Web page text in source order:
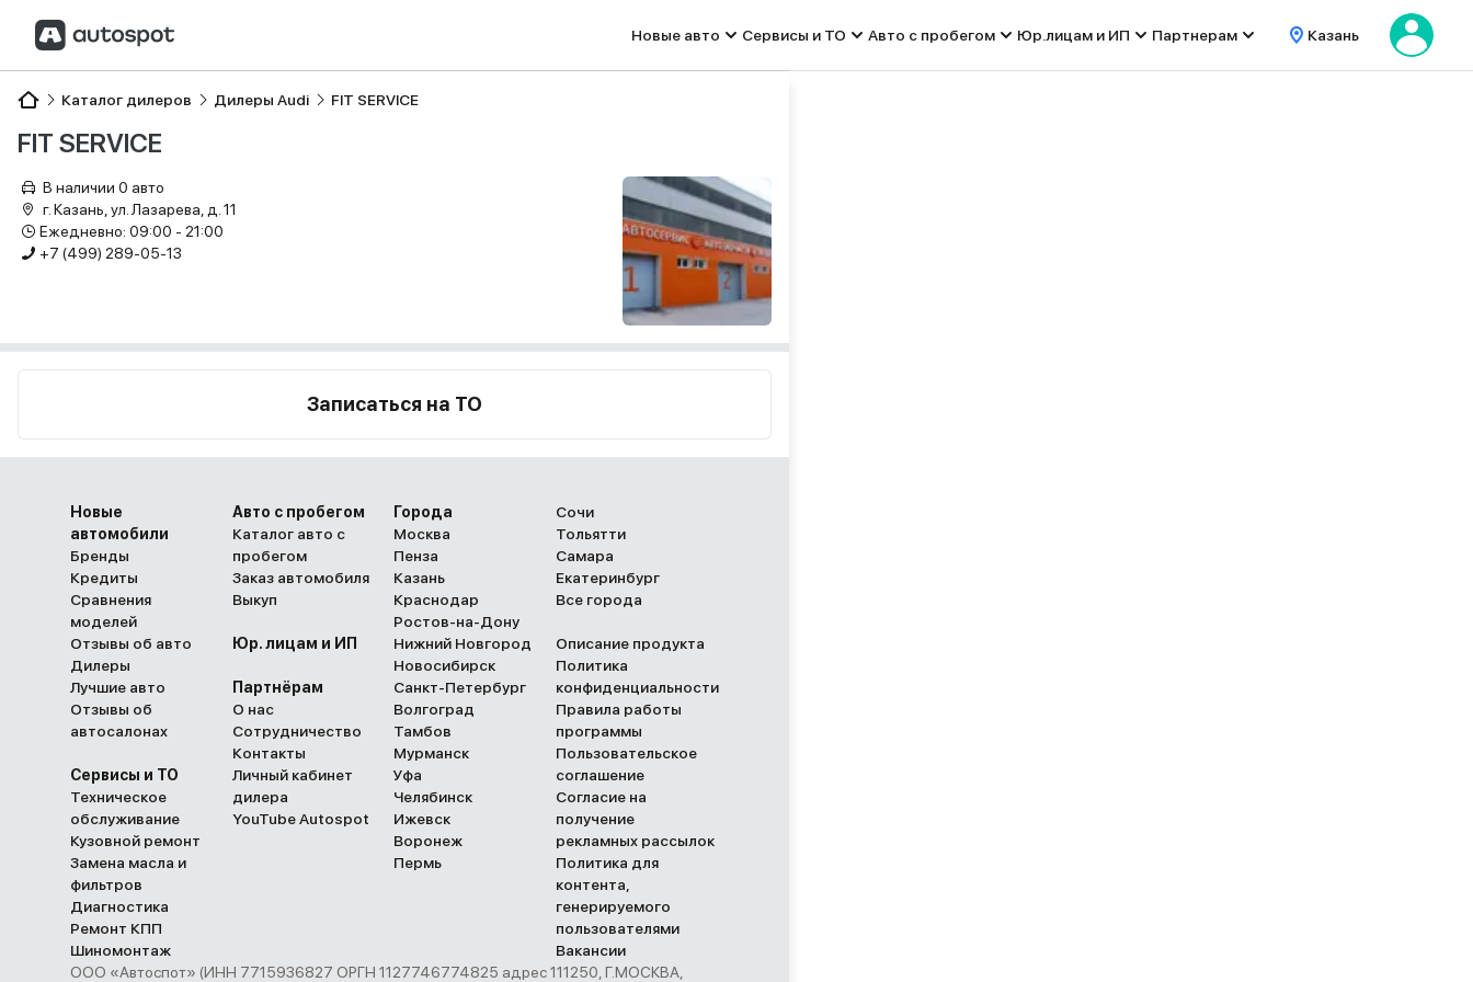
Новые авто Сервисы и ТО Авто с пробегом Юр.лицам и ИП Партнерам Казань
Каталог дилеров Дилеры Audi FIT SERVICE
FIT SERVICE
В наличии 0 авто
г. Казань, ул. Лазарева, д. 11
Ежедневно: 09:00 - 21:00
+7 (499) 289-05-13
Записаться на ТО
Новые
автомобили
Бренды
Кредиты
Сравнения
моделей
Отзывы об авто
Дилеры
Лучшие авто
Отзывы об
автосалонах
Сервисы и ТО
Техническое
обслуживание
Кузовной ремонт
Замена масла и
фильтров
Диагностика
Ремонт КПП
Шиномонтаж
Авто с пробегом
Каталог авто с
пробегом
Заказ автомобиля
Выкуп
Юр. лицам и ИП
Партнёрам
О нас
Сотрудничество
Контакты
Личный кабинет
дилера
YouTube Autospot
Города
Москва
Пенза
Казань
Краснодар
Ростов-на-Дону
Нижний Новгород
Новосибирск
Санкт-Петербург
Волгоград
Тамбов
Мурманск
Уфа
Челябинск
Ижевск
Воронеж
Пермь
Сочи
Тольятти
Самара
Екатеринбург
Все города
Описание продукта
Политика
конфиденциальности
Правила работы
программы
Пользовательское
соглашение
Согласие на
получение
рекламных рассылок
Политика для
контента,
генерируемого
пользователями
Вакансии
ООО «Автоспот» (ИНН 7715936827 ОРГН 1127746774825 адрес 111250, Г.МОСКВА,